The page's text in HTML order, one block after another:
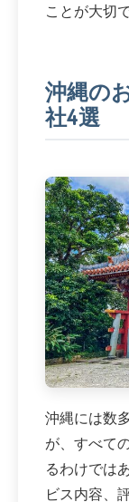
ことが大切
沖縄の
社4選
沖縄には数
が、すべて
るわけでは
ビス内容、